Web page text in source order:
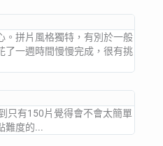
。拼片風格獨特，有別於一般
了一週時間慢慢完成，很有挑
只有150片覺得會不會太簡單
難度的...